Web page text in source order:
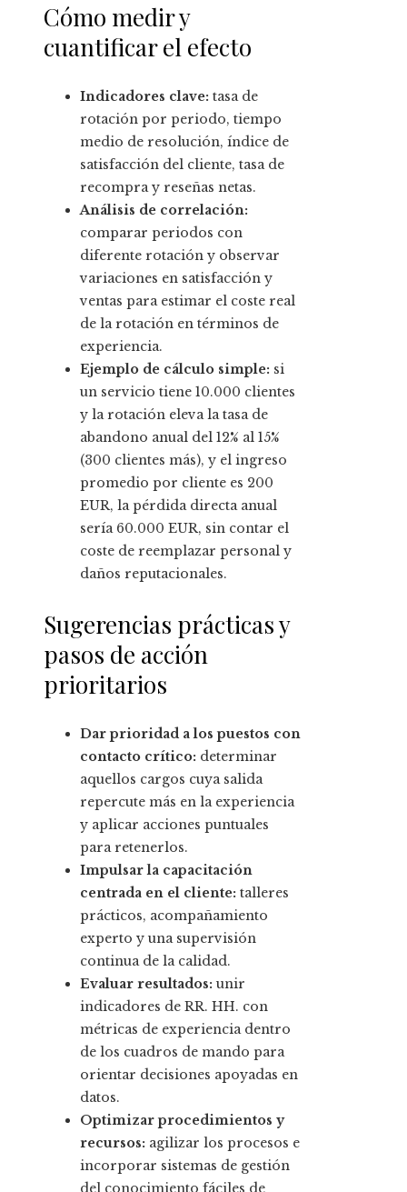
Cómo medir y
cuantificar el efecto
Indicadores clave: tasa de
rotación por periodo, tiempo
medio de resolución, índice de
satisfacción del cliente, tasa de
recompra y reseñas netas.
Análisis de correlación:
comparar periodos con
diferente rotación y observar
variaciones en satisfacción y
ventas para estimar el coste real
de la rotación en términos de
experiencia.
Ejemplo de cálculo simple: si
un servicio tiene 10.000 clientes
y la rotación eleva la tasa de
abandono anual del 12% al 15%
(300 clientes más), y el ingreso
promedio por cliente es 200
EUR, la pérdida directa anual
sería 60.000 EUR, sin contar el
coste de reemplazar personal y
daños reputacionales.
Sugerencias prácticas y
pasos de acción
prioritarios
Dar prioridad a los puestos con
contacto crítico: determinar
aquellos cargos cuya salida
repercute más en la experiencia
y aplicar acciones puntuales
para retenerlos.
Impulsar la capacitación
centrada en el cliente: talleres
prácticos, acompañamiento
experto y una supervisión
continua de la calidad.
Evaluar resultados: unir
indicadores de RR. HH. con
métricas de experiencia dentro
de los cuadros de mando para
orientar decisiones apoyadas en
datos.
Optimizar procedimientos y
recursos: agilizar los procesos e
incorporar sistemas de gestión
del conocimiento fáciles de